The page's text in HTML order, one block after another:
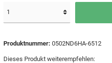
Produktnummer: 0502ND6HA-6512
Dieses Produkt weiterempfehlen: